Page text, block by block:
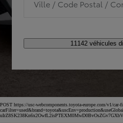
Ville / Code Postal /
11142 véhicules
POST https://usc-webcomponents.toyota-europe.com/v1/car-